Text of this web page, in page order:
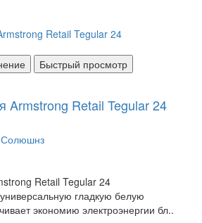
Быстрый просмотр
Armstrong Retail Tegular 24
Retail Tegular 24
гладкую белую
экономию электроэнергии бл..